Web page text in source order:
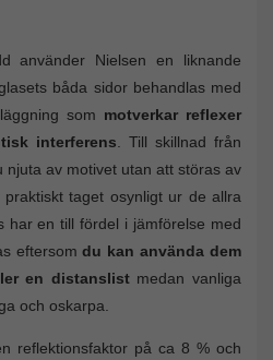
använder Nielsen en liknande
båda sidor behandlas med
som motverkar reflexer
interferens . Till skillnad från
njuta av motivet utan att störas av
taget osynligt ur de allra
har en till fördel i jämförelse med
eftersomdu kan använda dem
en distanslistmedan vanliga
och oskarpa.
reflektionsfaktor på ca 8 % och